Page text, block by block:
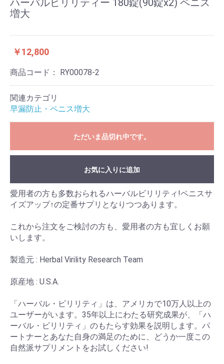
増大
￥12,800
商品コード： RY00078-2
関連カテゴリ
早漏防止・ペニス増大
ただいま品切れ中です。
お気に入りに追加
愛用者の方も多数おられるハーバルビリリティ!ペニスサ
イズアップ↑の定番サプリとなりつつあります。
これから注文をご検討の方も、愛用者の方も宜しくお願
いします。
製造元 : Herbal Virility Research Team
原産地 : U.S.A.
「ハーバル・ビリリティ」は、アメリカで10万人以上の
ユーザーがいます。35年以上にわたる研究成果が、「ハ
ーバル・ビリリティ」のもたらす効果を説明します。パ
ートナーとあなた自身の満足のために、どうか一度この
自然派サプリメントをお試しください!